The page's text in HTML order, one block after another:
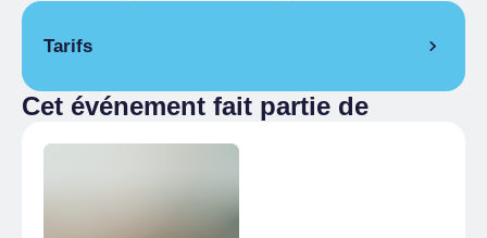
Tarifs
Billet complet 15,00 €
+ 10€/personne pour le panier de dégustation (à payer sur
Cet événement fait partie de